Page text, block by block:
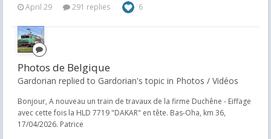
April 29 291 replies 6
Photos de Belgique
Gardorian replied to Gardorian's topic in Photos / Vidéos
Bonjour, A nouveau un train de travaux de la firme Duchêne - Eiffage
avec cette fois la HLD 7719 "DAKAR" en tête. Bas-Oha, km 36,
17/04/2026. Patrice